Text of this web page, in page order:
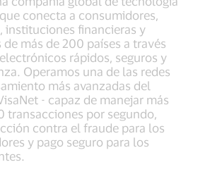
conecta a consumidores,
instituciones financieras y
de más de 200 países a través
rápidos, seguros y
Operamos una de las redes
más avanzadas del
- capaz de manejar más
transacciones por segundo,
contra el fraude para los
y pago seguro para los